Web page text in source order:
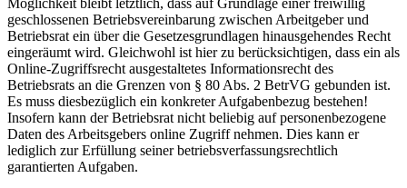
geschlossenen Betriebsvereinbarung zwischen Arbeitgeber und
Betriebsrat ein über die Gesetzesgrundlagen hinausgehendes Recht
eingeräumt wird. Gleichwohl ist hier zu berücksichtigen, dass ein als
Online-Zugriffsrecht ausgestaltetes Informationsrecht des
Betriebsrats an die Grenzen von § 80 Abs. 2 BetrVG gebunden ist.
Es muss diesbezüglich ein konkreter Aufgabenbezug bestehen!
Insofern kann der Betriebsrat nicht beliebig auf personenbezogene
Daten des Arbeitsgebers online Zugriff nehmen. Dies kann er
lediglich zur Erfüllung seiner betriebsverfassungsrechtlich
garantierten Aufgaben.